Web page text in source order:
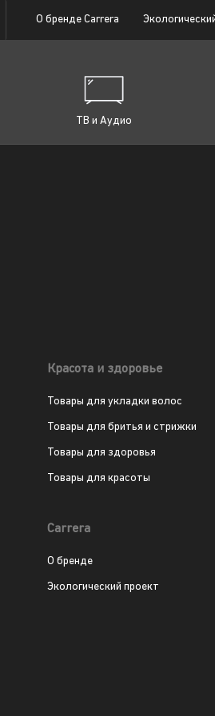
О бренде Carrera
ТВ и Аудио
Красота и здоровье
Товары для укладки волос
Товары для бритья и стрижки
Товары для здоровья
Товары для красоты
Carrera
О бренде
Экологический проект